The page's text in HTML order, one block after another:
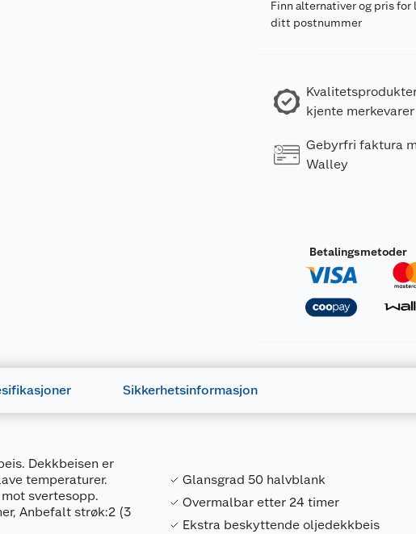
Finn alternativer og pris for
ditt postnummer
kjente merkevarer
Gebyrfri faktura
Walley
Betalingsmetoder
Sikkerhetsinformasjon
Dekkbeisen er
temperaturer.
svertesopp.
Anbefalt strøk:2 (3
Glansgrad 50 halvblank
Overmalbar etter 24 timer
Ekstra beskyttende oljedekkbeis
aerosoler.
produktet.
ansiktsskjerm.
/ anvend våt kompress.